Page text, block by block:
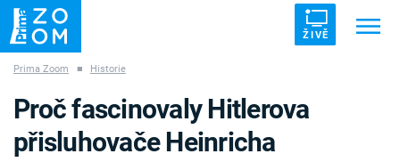
ŽIVĚ
ZÁHADY VETŘELCI DÁVNOVĚKU
Prima Zoom ■ Historie
Proč fascinovaly Hitlerova
přisluhovače Heinricha